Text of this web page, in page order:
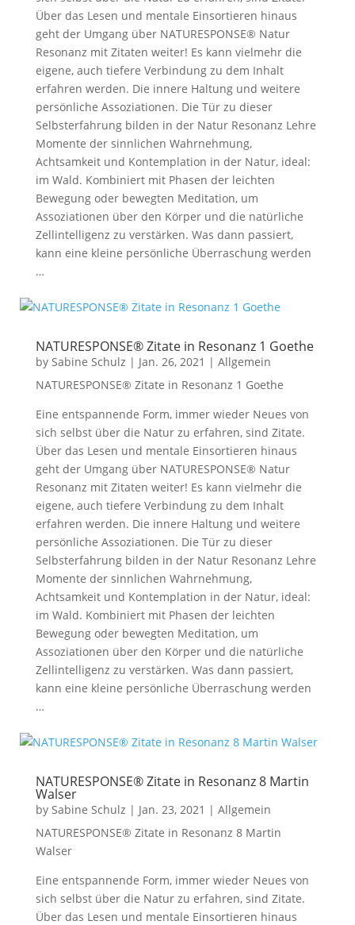
Über das Lesen und mentale Einsortieren hinaus
geht der Umgang über NATURESPONSE® Natur
Resonanz mit Zitaten weiter! Es kann vielmehr die
eigene, auch tiefere Verbindung zu dem Inhalt
erfahren werden. Die innere Haltung und weitere
persönliche Assoziationen. Die Tür zu dieser
Selbsterfahrung bilden in der Natur Resonanz Lehre
Momente der sinnlichen Wahrnehmung,
Achtsamkeit und Kontemplation in der Natur, ideal:
im Wald. Kombiniert mit Phasen der leichten
Bewegung oder bewegten Meditation, um
Assoziationen über den Körper und die natürliche
Zellintelligenz zu verstärken. Was dann passiert,
kann eine kleine persönliche Überraschung werden
…
NATURESPONSE® Zitate in Resonanz 1 Goethe
by Sabine Schulz | Jan. 26, 2021 | Allgemein
NATURESPONSE® Zitate in Resonanz 1 Goethe
Eine entspannende Form, immer wieder Neues von
sich selbst über die Natur zu erfahren, sind Zitate.
Über das Lesen und mentale Einsortieren hinaus
geht der Umgang über NATURESPONSE® Natur
Resonanz mit Zitaten weiter! Es kann vielmehr die
eigene, auch tiefere Verbindung zu dem Inhalt
erfahren werden. Die innere Haltung und weitere
persönliche Assoziationen. Die Tür zu dieser
Selbsterfahrung bilden in der Natur Resonanz Lehre
Momente der sinnlichen Wahrnehmung,
Achtsamkeit und Kontemplation in der Natur, ideal:
im Wald. Kombiniert mit Phasen der leichten
Bewegung oder bewegten Meditation, um
Assoziationen über den Körper und die natürliche
Zellintelligenz zu verstärken. Was dann passiert,
kann eine kleine persönliche Überraschung werden
…
NATURESPONSE® Zitate in Resonanz 8 Martin
Walser
by Sabine Schulz | Jan. 23, 2021 | Allgemein
NATURESPONSE® Zitate in Resonanz 8 Martin
Walser
Eine entspannende Form, immer wieder Neues von
sich selbst über die Natur zu erfahren, sind Zitate.
Über das Lesen und mentale Einsortieren hinaus